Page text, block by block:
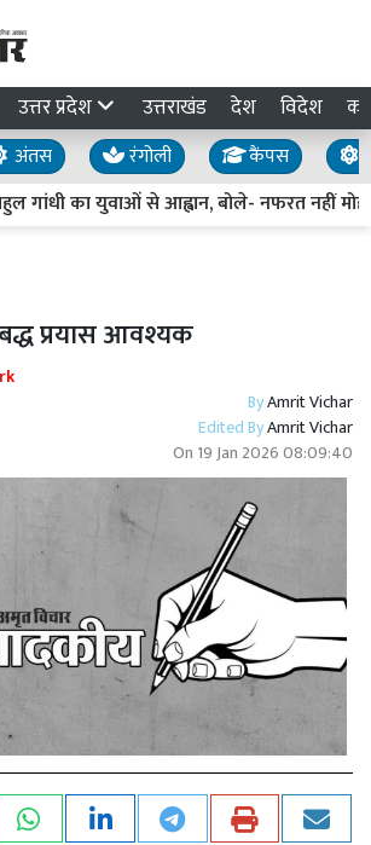
उत्तर प्रदेश उत्तराखंड देश विदेश
अंतस रंगोली कैंपस
गांधी का युवाओं से आह्वान, बोले- नफरत नहीं
प्रयास आवश्यक
ByAmrit Vichar
Edited ByAmrit Vichar
On 19 Jan 2026 08:09:40